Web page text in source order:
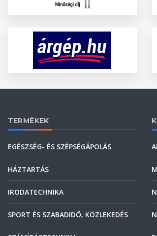
TERMÉKEK
EGÉSZSÉG- ÉS SZÉPSÉGÁPOLÁS
HÁZTARTÁS
IRODATECHNIKA
SPORT ÉS SZABADIDŐ, KÖZLEKEDÉS